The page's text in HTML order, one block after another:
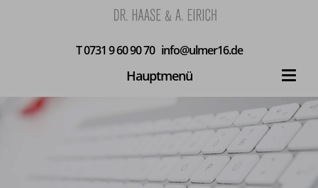
T0731 9 60 90 70 info@ulmer16.de
Hauptmenü